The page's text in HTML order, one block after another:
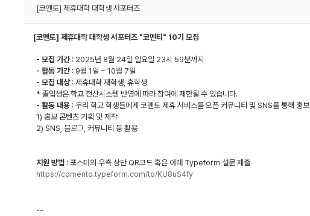
[코멘토] 제휴대학 대학생 서포터즈
[코멘토] 제휴대학 대학생 서포터즈 "코멘티" 10기 모집
- 모집 기간: 2025년 8월 24일 일요일 23시 59분까지
- 활동 기간: 9월 1일 ~ 10월 7일
- 모집 대상: 제휴대학 재학생, 휴학생
* 졸업생은 학교 전산시스템 반영에 따라 참여에 제한될 수 있습니다.
- 활동 내용 : 우리 학교 학생들에게 코멘토 제휴 서비스를 오픈 커뮤니티 및 SNS를 통해 홍보
1) 홍보 콘텐츠 기획 및 제작
2) SNS, 블로그, 커뮤니티 등 활용
지원 방법 : 포스터의 우측 상단 QR코드 혹은 아래 Typeform 설문 제출
https://comento.typeform.com/to/KU8uS4fy
--